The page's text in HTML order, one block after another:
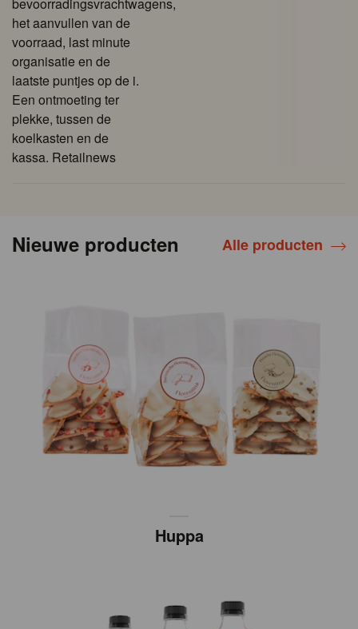
het aanvullen van de
voorraad, last minute
organisatie en de
laatste puntjes op de i.
Een ontmoeting ter
plekke, tussen de
koelkasten en de
kassa. Retailnews
Nieuwe producten Alle producten
Huppa